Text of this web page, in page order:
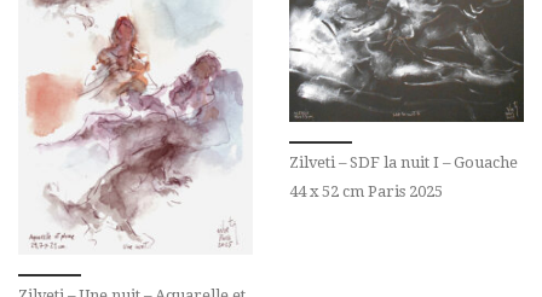
Zilveti – SDF la nuit I – Gouache
44 x 52 cm Paris 2025